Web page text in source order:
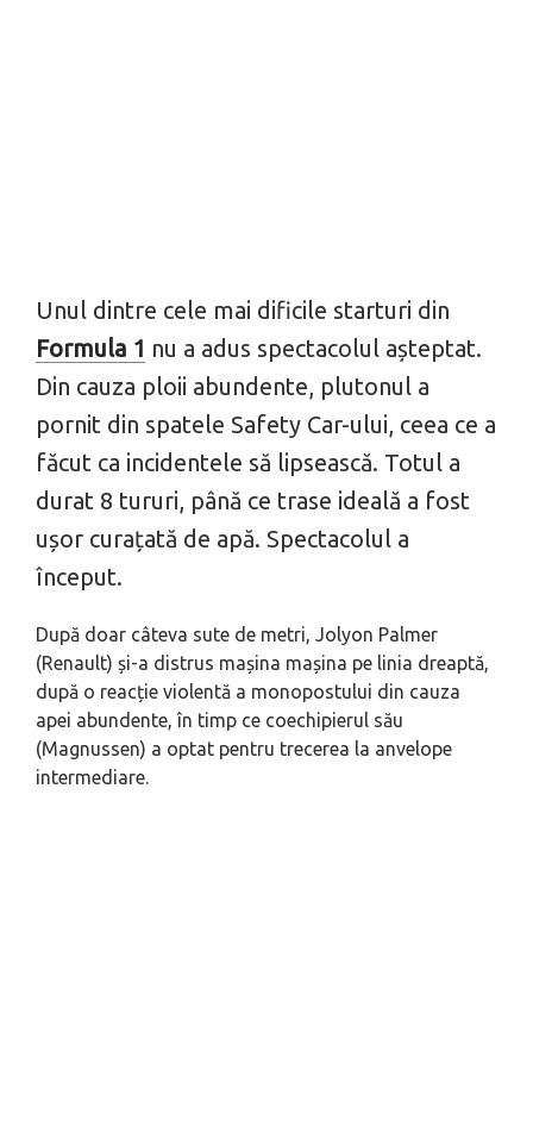
Unul dintre cele mai dificile starturi din
Formula 1 nu a adus spectacolul așteptat.
Din cauza ploii abundente, plutonul a
pornit din spatele Safety Car-ului, ceea ce a
făcut ca incidentele să lipsească. Totul a
durat 8 tururi, până ce trase ideală a fost
ușor curațată de apă. Spectacolul a
început.
După doar câteva sute de metri, Jolyon Palmer
(Renault) și-a distrus mașina mașina pe linia dreaptă,
după o reacție violentă a monopostului din cauza
apei abundente, în timp ce coechipierul său
(Magnussen) a optat pentru trecerea la anvelope
intermediare.